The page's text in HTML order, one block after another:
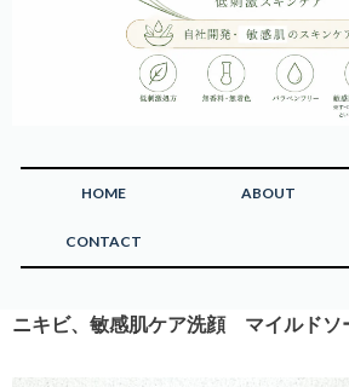
HOME ABOUT
CONTACT
ニキビ、敏感肌ケア洗顔 マイルドソ